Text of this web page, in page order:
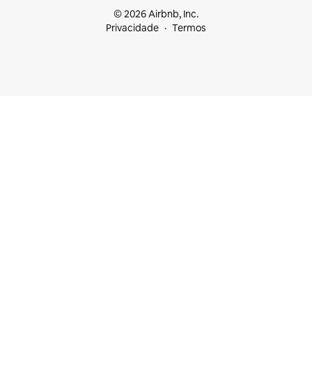
© 2026 Airbnb, Inc.
Privacidade
Termos